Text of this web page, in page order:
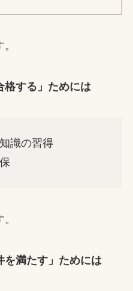
する」ためには
識の習得
満たす」ためには